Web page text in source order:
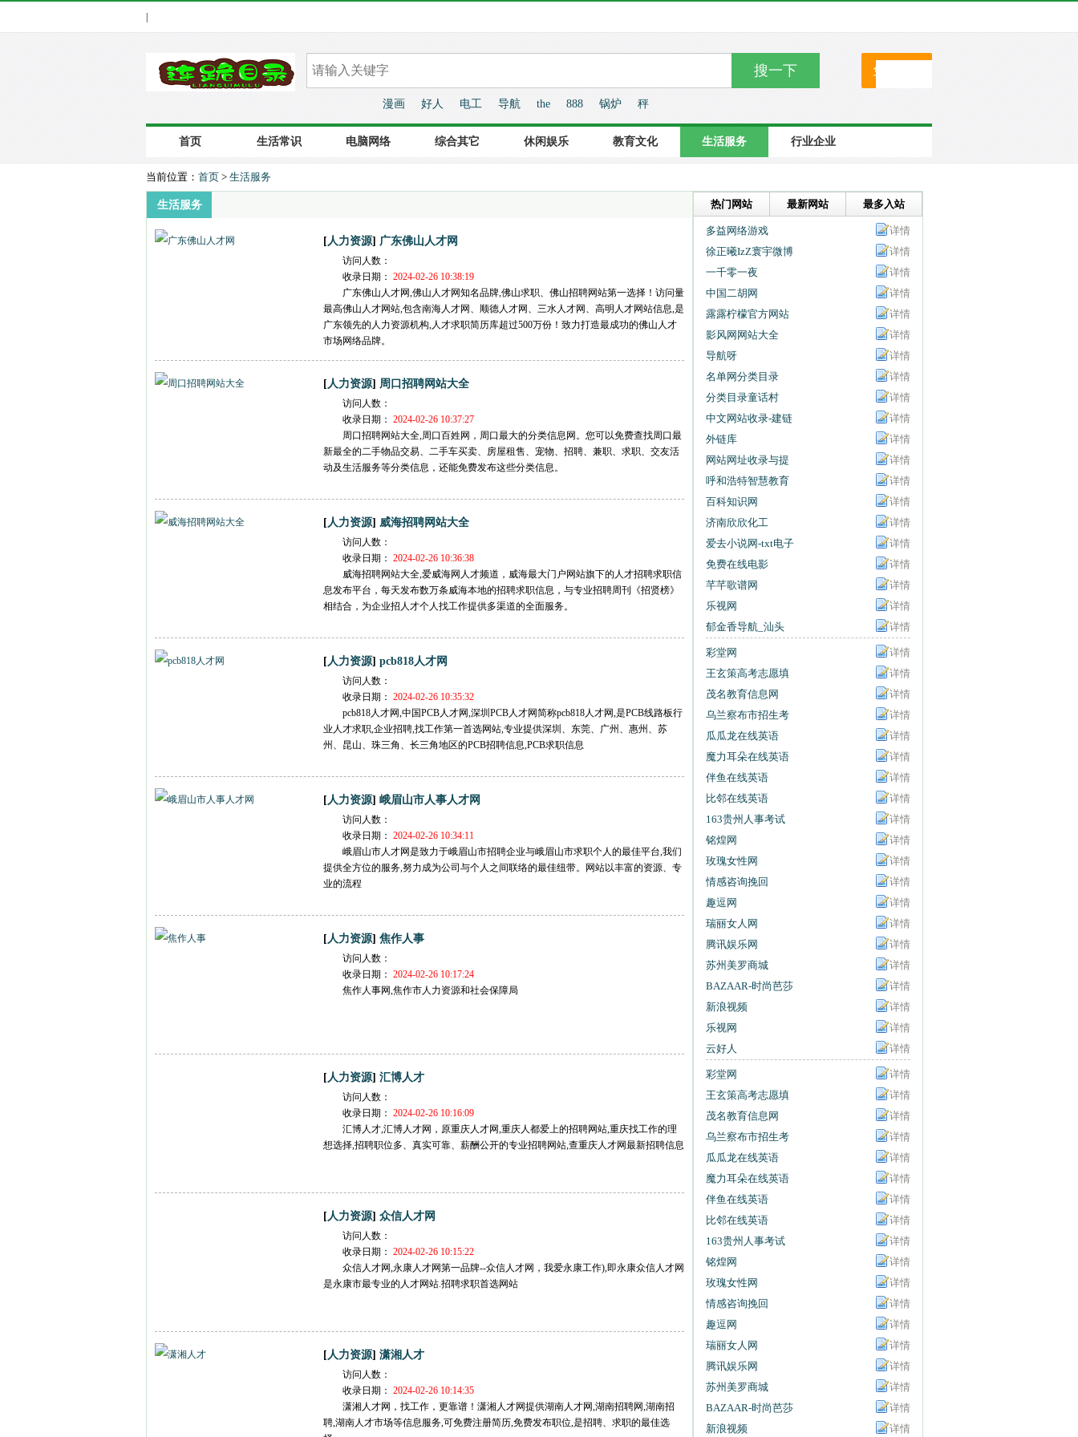
搜一下 免费提交
漫画 好人 电工 导航 the 888 锅炉 秤
首页 生活常识 电脑网络 综合其它 休闲娱乐 教育文化 生活服务 行业企业
当前位置： 首页 > 生活服务
生活服务
[人力资源] 广东佛山人才网
访问人数：
收录日期： 2024-02-26 10:38:19
广东佛山人才网,佛山人才网知名品牌,佛山求职、佛山招聘网站第一选择！访问量
最高佛山人才网站,包含南海人才网、顺德人才网、三水人才网、高明人才网站信息,是
广东领先的人力资源机构,人才求职简历库超过500万份！致力打造最成功的佛山人才
市场网络品牌。
[人力资源] 周口招聘网站大全
访问人数：
收录日期： 2024-02-26 10:37:27
周口招聘网站大全,周口百姓网，周口最大的分类信息网。您可以免费查找周口最
新最全的二手物品交易、二手车买卖、房屋租售、宠物、招聘、兼职、求职、交友活
动及生活服务等分类信息，还能免费发布这些分类信息。
[人力资源] 威海招聘网站大全
访问人数：
收录日期： 2024-02-26 10:36:38
威海招聘网站大全,爱威海网人才频道，威海最大门户网站旗下的人才招聘求职信
息发布平台，每天发布数万条威海本地的招聘求职信息，与专业招聘周刊《招贤榜》
相结合，为企业招人才个人找工作提供多渠道的全面服务。
[人力资源] pcb818人才网
访问人数：
收录日期： 2024-02-26 10:35:32
pcb818人才网,中国PCB人才网,深圳PCB人才网简称pcb818人才网,是PCB线路板行
业人才求职,企业招聘,找工作第一首选网站,专业提供深圳、东莞、广州、惠州、苏
州、昆山、珠三角、长三角地区的PCB招聘信息,PCB求职信息
[人力资源] 峨眉山市人事人才网
访问人数：
收录日期： 2024-02-26 10:34:11
峨眉山市人才网是致力于峨眉山市招聘企业与峨眉山市求职个人的最佳平台,我们
提供全方位的服务,努力成为公司与个人之间联络的最佳纽带。网站以丰富的资源、专
业的流程
[人力资源] 焦作人事
访问人数：
收录日期： 2024-02-26 10:17:24
焦作人事网,焦作市人力资源和社会保障局
[人力资源] 汇博人才
访问人数：
收录日期： 2024-02-26 10:16:09
汇博人才,汇博人才网，原重庆人才网,重庆人都爱上的招聘网站,重庆找工作的理
想选择,招聘职位多、真实可靠、薪酬公开的专业招聘网站,查重庆人才网最新招聘信息
[人力资源] 众信人才网
访问人数：
收录日期： 2024-02-26 10:15:22
众信人才网,永康人才网第一品牌--众信人才网，我爱永康工作),即永康众信人才网
是永康市最专业的人才网站.招聘求职首选网站
[人力资源] 潇湘人才
访问人数：
收录日期： 2024-02-26 10:14:35
潇湘人才网，找工作，更靠谱！潇湘人才网提供湖南人才网,湖南招聘网,湖南招
聘,湖南人才市场等信息服务,可免费注册简历,免费发布职位,是招聘、求职的最佳选
热门网站 最新网站 最多入站
多益网络游戏
详情
徐正曦IzZ寰宇微博
详情
一千零一夜
详情
中国二胡网
详情
露露柠檬官方网站
详情
影风网网站大全
详情
导航呀
详情
名单网分类目录
详情
分类目录童话村
详情
中文网站收录-建链
网
详情
外链库
详情
网站网址收录与提
交入口
详情
呼和浩特智慧教育
公共服务平台
详情
百科知识网
详情
济南欣欣化工
详情
爱去小说网-txt电子
书下载-txt小说打包
下载站
详情
免费在线电影
详情
芊芊歌谱网
详情
乐视网
详情
郁金香导航_汕头
大学网址大全_汕
大百事通
详情
彩堂网
详情
王玄策高考志愿填
报
详情
茂名教育信息网
详情
乌兰察布市招生考
试信息网
详情
瓜瓜龙在线英语
详情
魔力耳朵在线英语
详情
伴鱼在线英语
详情
比邻在线英语
详情
163贵州人事考试
信息网
详情
铭煌网
详情
玫瑰女性网
详情
情感咨询挽回
详情
趣逗网
详情
瑞丽女人网
详情
腾讯娱乐网
详情
苏州美罗商城
详情
BAZAAR-时尚芭莎
详情
新浪视频
详情
乐视网
详情
云好人
详情
彩堂网
详情
王玄策高考志愿填
报
详情
茂名教育信息网
详情
乌兰察布市招生考
试信息网
详情
瓜瓜龙在线英语
详情
魔力耳朵在线英语
详情
伴鱼在线英语
详情
比邻在线英语
详情
163贵州人事考试
信息网
详情
铭煌网
详情
玫瑰女性网
详情
情感咨询挽回
详情
趣逗网
详情
瑞丽女人网
详情
腾讯娱乐网
详情
苏州美罗商城
详情
BAZAAR-时尚芭莎
详情
新浪视频
详情